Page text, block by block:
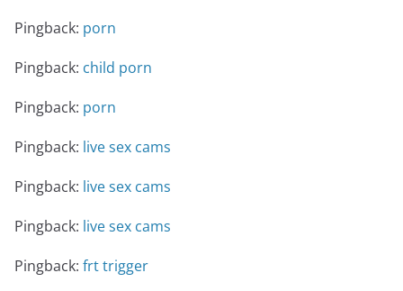
Pingback: porn
Pingback: child porn
Pingback: porn
Pingback: live sex cams
Pingback: live sex cams
Pingback: live sex cams
Pingback: frt trigger